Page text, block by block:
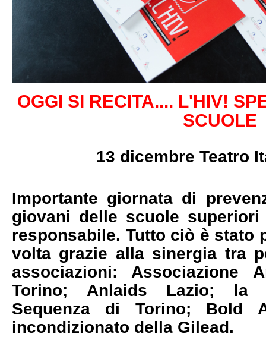
OGGI SI RECITA.... L'HIV!
SCUOLE
13 dicembre Teatro
Importante giornata di
giovani delle scuole
responsabile. Tutto ciò è stato
volta grazie alla sinergia tra
associazioni: Associazione
Torino; Anlaids Lazio; la
Sequenza di Torino; Bold
incondizionato della Gilead.